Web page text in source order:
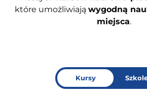
które umożliwiają wygodną
miejsca.
Kursy